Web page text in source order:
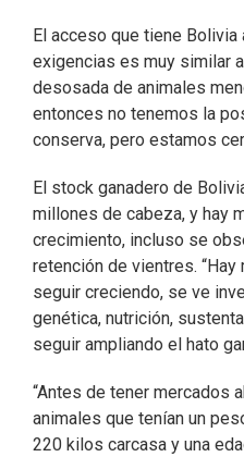
El acceso que tiene Bolivia
exigencias es muy similar
desosada de animales
entonces no tenemos la
conserva, pero estamos
El stock ganadero de
millones de cabeza, y hay
crecimiento, incluso se
retención de vientres. “Hay
seguir creciendo, se ve
genética, nutrición,
seguir ampliando el hato
“Antes de tener mercados
animales que tenían un
220 kilos carcasa y una